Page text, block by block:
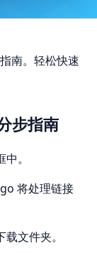
南。轻松快速
步指南
。
将处理链接
文件夹。